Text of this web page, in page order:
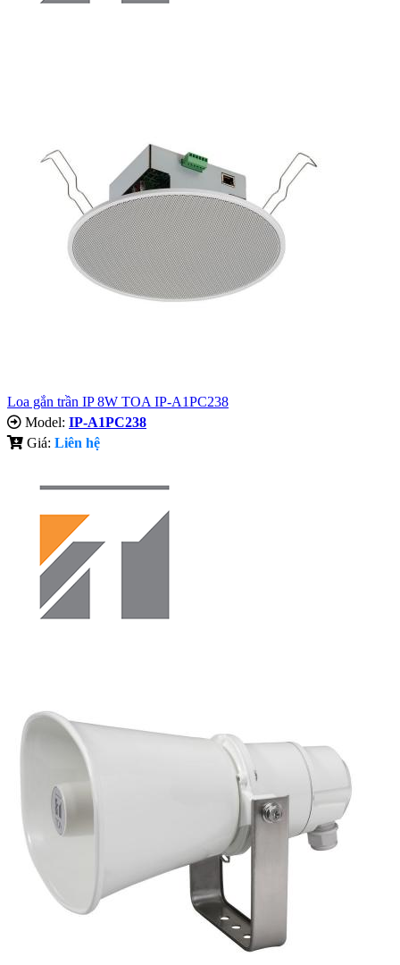
Loa gắn trần IP 8W TOA IP-A1PC238
Model: IP-A1PC238
Giá: Liên hệ